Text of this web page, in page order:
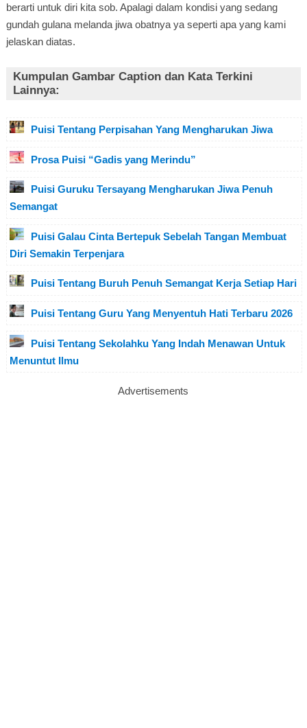
berarti untuk diri kita sob. Apalagi dalam kondisi yang sedang
gundah gulana melanda jiwa obatnya ya seperti apa yang kami
jelaskan diatas.
Kumpulan Gambar Caption dan Kata Terkini
Lainnya:
Puisi Tentang Perpisahan Yang Mengharukan Jiwa
Prosa Puisi “Gadis yang Merindu”
Puisi Guruku Tersayang Mengharukan Jiwa Penuh
Semangat
Puisi Galau Cinta Bertepuk Sebelah Tangan Membuat
Diri Semakin Terpenjara
Puisi Tentang Buruh Penuh Semangat Kerja Setiap Hari
Puisi Tentang Guru Yang Menyentuh Hati Terbaru 2026
Puisi Tentang Sekolahku Yang Indah Menawan Untuk
Menuntut Ilmu
Advertisements